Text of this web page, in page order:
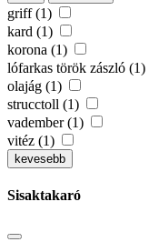
griff (1)
kard (1)
korona (1)
lófarkas török zászló (1)
olajág (1)
strucctoll (1)
vadember (1)
vitéz (1)
kevesebb
Sisaktakaró